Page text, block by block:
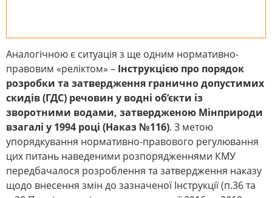
Аналогічною є ситуація з ще одним нормативно-
правовим «реліктом» – Інструкцією про порядок
розробки та затвердження гранично допустимих
скидів (ГДС) речовин у водні об’єкти із
зворотними водами, затвердженою Мінприроди
взагалі у 1994 році (Наказ №116). З метою
упорядкування нормативно-правового регулювання
цих питань наведеними розпорядженнями КМУ
передбачалося розроблення та затвердження наказу
щодо внесення змін до зазначеної Інструкції (п.36 та